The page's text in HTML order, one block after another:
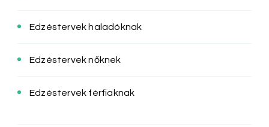
Edzéstervek haladóknak
Edzéstervek nőknek
Edzéstervek férfiaknak